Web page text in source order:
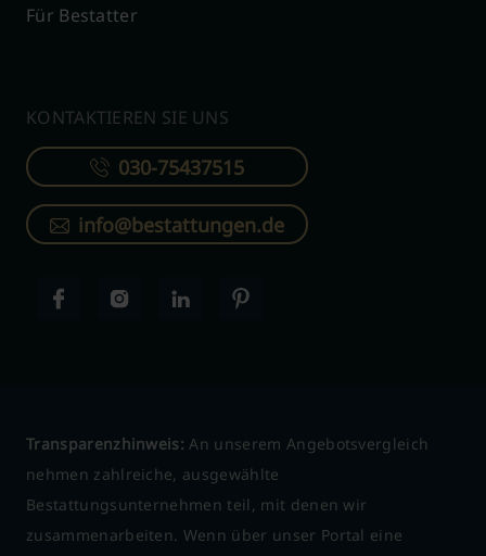
Für Bestatter
KONTAKTIEREN SIE UNS
030-75437515
info@bestattungen.de
Transparenzhinweis: An unserem Angebotsvergleich
nehmen zahlreiche, ausgewählte
Bestattungsunternehmen teil, mit denen wir
zusammenarbeiten. Wenn über unser Portal eine